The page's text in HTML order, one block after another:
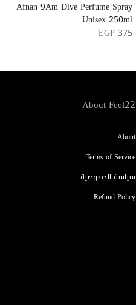
Afnan 9Am Dive Perfume Spray
Unisex 250ml
EGP 375
About Feel22
About
Terms of Service
سياسة الخصوصية
Refund Policy